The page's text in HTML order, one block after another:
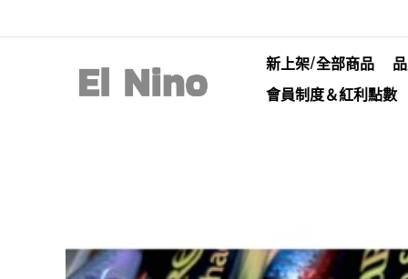
新上架/全部商品
會員制度＆紅利點數